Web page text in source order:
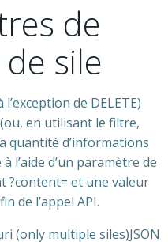
de
sile
de DELETE)
en utilisant le filtre,
quantité d’informations
l’aide d’un paramètre de
?content= et une valeur
de l’appel API.
(only multiple siles)JSON